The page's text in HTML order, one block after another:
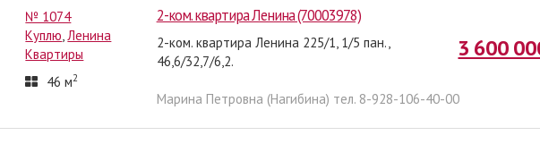
№ 1074
Куплю,Ленина
Квартиры
46 м2
2-ком. квартира Ленина (70003978)
3 600
2-ком. квартира Ленина 225/1, 1/5 пан.,
46,6/32,7/6,2.
Марина Петровна (Нагибина) тел. 8-928-106-40-00